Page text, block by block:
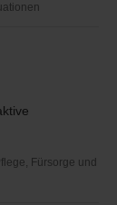
Fürsorge und